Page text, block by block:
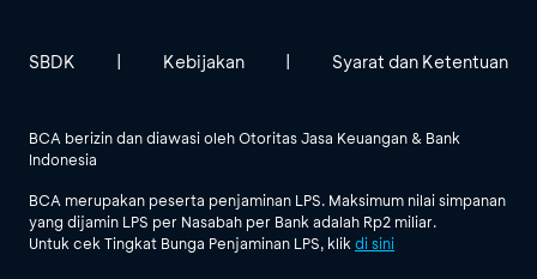
Lihat Semua Media Sosial
BCA berizin dan diawasi oleh Otoritas Jasa Keuangan & Bank
Indonesia
BCA merupakan peserta penjaminan LPS. Maksimum nilai simpanan
yang dijamin LPS per Nasabah per Bank adalah Rp2 miliar.
Untuk cek Tingkat Bunga Penjaminan LPS, klik di sini
SBDK | Kebijakan | Syarat dan Ketentuan